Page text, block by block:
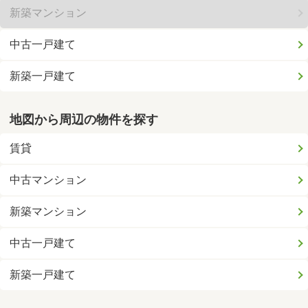
新築マンション
中古一戸建て
新築一戸建て
地図から周辺の物件を探す
賃貸
中古マンション
新築マンション
中古一戸建て
新築一戸建て